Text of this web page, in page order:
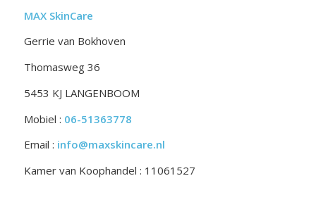
MAX SkinCare
Gerrie van Bokhoven
Thomasweg 36
5453 KJ LANGENBOOM
Mobiel : 06-51363778
Email : info@maxskincare.nl
Kamer van Koophandel : 11061527